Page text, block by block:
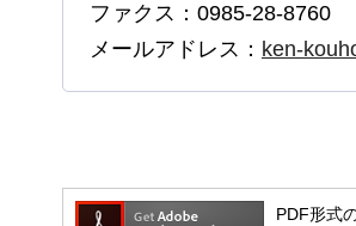
ファクス：0985-28-8760
メールアドレス： ken-
PDF形式